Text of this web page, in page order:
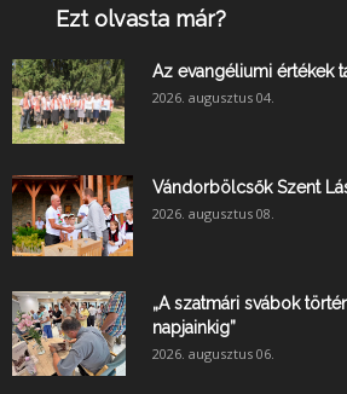
Ezt olvasta már?
Az evangéliumi értékek
2026. augusztus 04.
Vándorbölcsők Szent
2026. augusztus 08.
„A szatmári svábok
napjainkig”
2026. augusztus 06.